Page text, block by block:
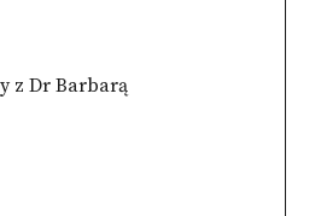
z Dr Barbarą